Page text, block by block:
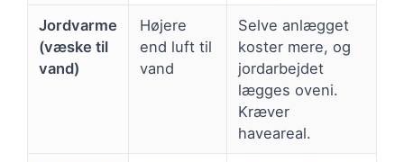
Jordvarme
(væske til
vand)
Højere
end luft til
vand
Selve anlægget
koster mere, og
jordarbejdet
lægges oveni.
Kræver
haveareal.